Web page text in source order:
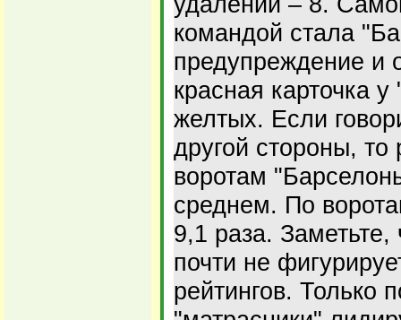
командой стала
предупреждение и
красная карточка
желтых. Если
другой стороны,
воротам
среднем. По
9,1 раза.
почти не
рейтингов. Только